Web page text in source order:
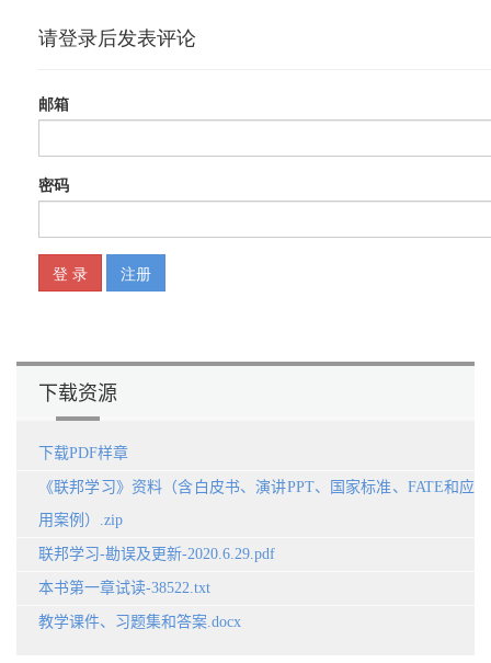
7.3 挑战与展望/109
8.1 联邦学习与计算机视觉/112
8.2 联邦学习与自然语言处理/116
8.2.2 业界研究进展/118
8.2.3 挑战与展望/118
8.3 联邦学习与推荐系统/119
8.3.4 挑战与展望/123
9.1.1 策略/127
9.1.2 奖励/127
9.1.4 环境模型/127
9.1.5 强化学习应用举例/127
9.2 强化学习算法/128
9.3 分布式强化学习/130
9.3.2 同步分布式强化学习/131
下载资源
下载PDF样章
《联邦学习》资料（含白皮书、演讲PPT、国家标准、FATE和应
用案例）.zip
联邦学习-勘误及更新-2020.6.29.pdf
本书第一章试读-38522.txt
教学课件、习题集和答案.docx